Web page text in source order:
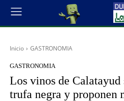
Inicio GASTRONOMIA
GASTRONOMIA
Los vinos de Calatayud
trufa negra y proponen